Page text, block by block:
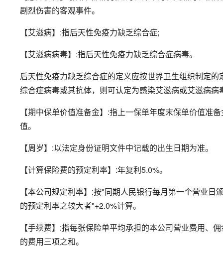
剧烈伤害的客观事件。
【艾滋病】:指后天性免疫力缺乏综合症;
【艾滋病病毒】:指后天性免疫力缺乏综合症病毒。
后天性免疫力缺乏综合症的定义应按世界卫生组织制定
综合症病毒或其抗体，则可认定为感染艾滋病或艾滋病病
【期中保单价值准备金】:指上一保单年度末保单价值准
值。
【周岁】:以法定身份证明文件中记载的出生日期为准。
【计算保险费的预定利率】:年复利5.0%。
【本公司规定利率】:按"同期人民银行每月第一个营业
的预定利率之较大者"+2.0%计算。
【手续费】:指每张保险单平均承担的本公司营业费用、
的费用三项之和。